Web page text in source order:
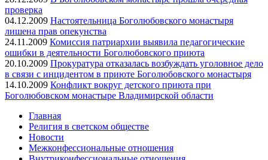
проверка
04.12.2009 Настоятельница Боголюбовского монастыря
лишена прав опекунства
24.11.2009 Комиссия патриархии выявила педагогические
ошибки в деятельности Боголюбовского приюта
20.10.2009 Прокуратура отказалась возбуждать уголовное дело
в связи с инцидентом в приюте Боголюбовского монастыря
14.10.2009 Конфликт вокруг детского приюта при
Боголюбовском монастыре Владимирской области
Главная
Религия в светском обществе
Новости
Межконфессиональные отношения